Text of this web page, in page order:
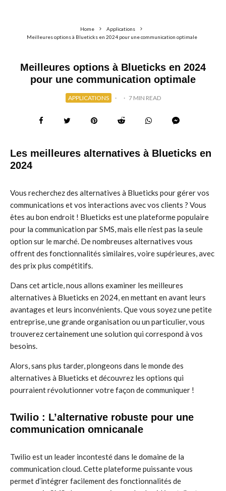
Home
Applications
Meilleures options à Blueticks en 2024 pour une communication optimale
Meilleures options à Blueticks en 2024
pour une communication optimale
APPLICATIONS · · 7 MIN READ
Les meilleures alternatives à Blueticks en
2024
Vous recherchez des alternatives à Blueticks pour gérer vos
communications et vos interactions avec vos clients ? Vous
êtes au bon endroit ! Blueticks est une plateforme populaire
pour la communication par SMS, mais elle n’est pas la seule
option sur le marché. De nombreuses alternatives vous
offrent des fonctionnalités similaires, voire supérieures, avec
des prix plus compétitifs.
Dans cet article, nous allons examiner les meilleures
alternatives à Blueticks en 2024, en mettant en avant leurs
avantages et leurs inconvénients. Que vous soyez une petite
entreprise, une grande organisation ou un particulier, vous
trouverez certainement une solution qui correspond à vos
besoins.
Alors, sans plus tarder, plongeons dans le monde des
alternatives à Blueticks et découvrez les options qui
pourraient révolutionner votre façon de communiquer !
Twilio : L’alternative robuste pour une
communication omnicanale
Twilio est un leader incontesté dans le domaine de la
communication cloud. Cette plateforme puissante vous
permet d’intégrer facilement des fonctionnalités de